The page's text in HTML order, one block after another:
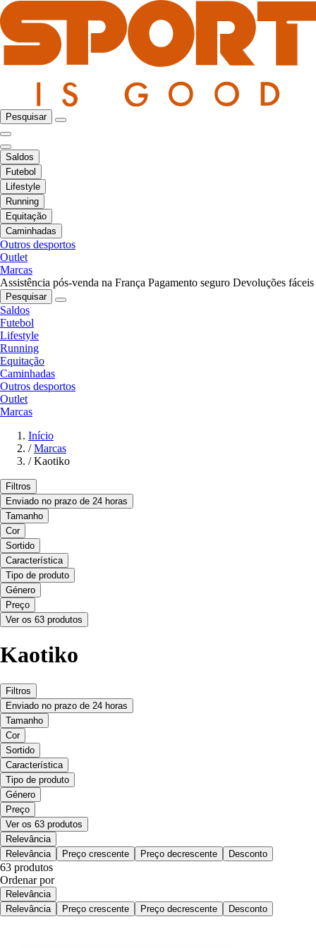
Pesquisar
Saldos
Futebol
Lifestyle
Running
Equitação
Caminhadas
Outros desportos
Outlet
Marcas
Assistência pós-venda na França Pagamento seguro Devoluções fáceis
Pesquisar
Saldos
Futebol
Lifestyle
Running
Equitação
Caminhadas
Outros desportos
Outlet
Marcas
Início
/ Marcas
/ Kaotiko
Filtros
Enviado no prazo de 24 horas
Tamanho
Cor
Sortido
Característica
Tipo de produto
Género
Preço
Ver os 63 produtos
Kaotiko
Filtros
Enviado no prazo de 24 horas
Tamanho
Cor
Sortido
Característica
Tipo de produto
Género
Preço
Ver os 63 produtos
Relevância
Relevância
Preço crescente Preço decrescente Desconto
63 produtos
Ordenar por
Relevância
Relevância
Preço crescente Preço decrescente Desconto